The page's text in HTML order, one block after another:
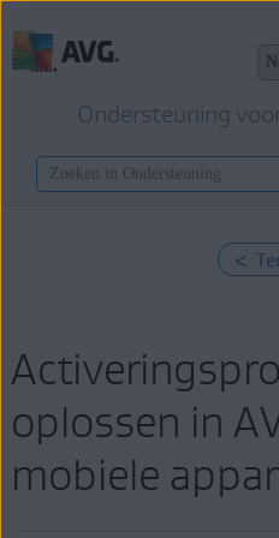
Ondersteuning
<
oplossen in
mobiele